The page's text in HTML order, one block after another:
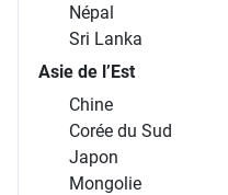
Népal
Sri Lanka
Asie de l’Est
Chine
Corée du Sud
Japon
Mongolie